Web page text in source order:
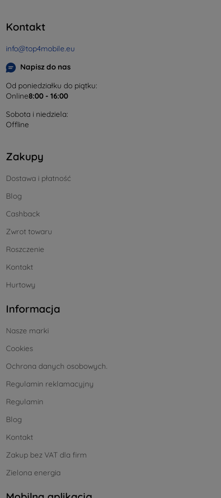
Kontakt
info@top4mobile.eu
Napisz do nas
Od poniedziałku do piątku:
Online8:00 - 16:00
Sobota i niedziela:
Offline
Zakupy
Dostawa i płatność
Blog
Cashback
Zwrot towaru
Roszczenie
Kontakt
Hurtowy
Informacja
Nasze marki
Cookies
Ochrona danych osobowych.
Regulamin reklamacyjny
Regulamin
Blog
Kontakt
Zakup bez VAT dla firm
Zielona energia